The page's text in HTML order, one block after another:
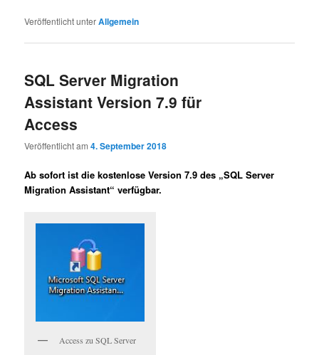
Veröffentlicht unterAllgemein
SQL Server Migration
Assistant Version 7.9 für
Access
Veröffentlicht am4. September 2018
Ab sofort ist die kostenlose Version 7.9 des „SQL Server
Migration Assistant“ verfügbar.
Access zu SQL Server